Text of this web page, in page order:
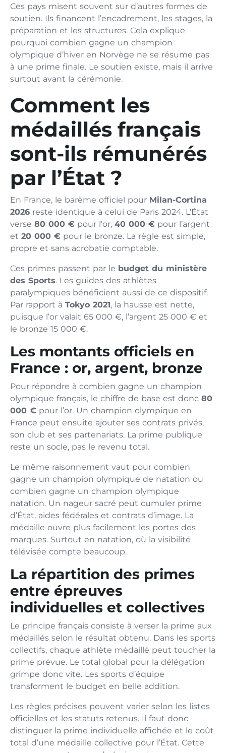
Ces pays misent souvent sur d’autres formes de
soutien. Ils financent l’encadrement, les stages, la
préparation et les structures. Cela explique
pourquoi combien gagne un champion
olympique d’hiver en Norvège ne se résume pas
à une prime finale. Le soutien existe, mais il arrive
surtout avant la cérémonie.
Comment les
médaillés français
sont-ils rémunérés
par l’État ?
En France, le barème officiel pour Milan-Cortina
2026 reste identique à celui de Paris 2024. L’État
verse 80 000 € pour l’or, 40 000 € pour l’argent
et 20 000 € pour le bronze. La règle est simple,
propre et sans acrobatie comptable.
Ces primes passent par le budget du ministère
des Sports. Les guides des athlètes
paralympiques bénéficient aussi de ce dispositif.
Par rapport à Tokyo 2021, la hausse est nette,
puisque l’or valait 65 000 €, l’argent 25 000 € et
le bronze 15 000 €.
Les montants officiels en
France : or, argent, bronze
Pour répondre à combien gagne un champion
olympique français, le chiffre de base est donc 80
000 € pour l’or. Un champion olympique en
France peut ensuite ajouter ses contrats privés,
son club et ses partenariats. La prime publique
reste un socle, pas le revenu total.
Le même raisonnement vaut pour combien
gagne un champion olympique de natation ou
combien gagne un champion olympique
natation. Un nageur sacré peut cumuler prime
d’État, aides fédérales et contrats d’image. La
médaille ouvre plus facilement les portes des
marques. Surtout en natation, où la visibilité
télévisée compte beaucoup.
La répartition des primes
entre épreuves
individuelles et collectives
Le principe français consiste à verser la prime aux
médaillés selon le résultat obtenu. Dans les sports
collectifs, chaque athlète médaillé peut toucher la
prime prévue. Le total global pour la délégation
grimpe donc vite. Les sports d’équipe
transforment le budget en belle addition.
Les règles précises peuvent varier selon les listes
officielles et les statuts retenus. Il faut donc
distinguer la prime individuelle affichée et le coût
total d’une médaille collective pour l’État. Cette